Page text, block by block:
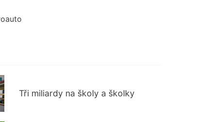
Tři miliardy na školy a školky